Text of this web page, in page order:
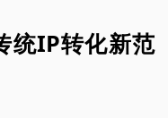
统IP转化新范